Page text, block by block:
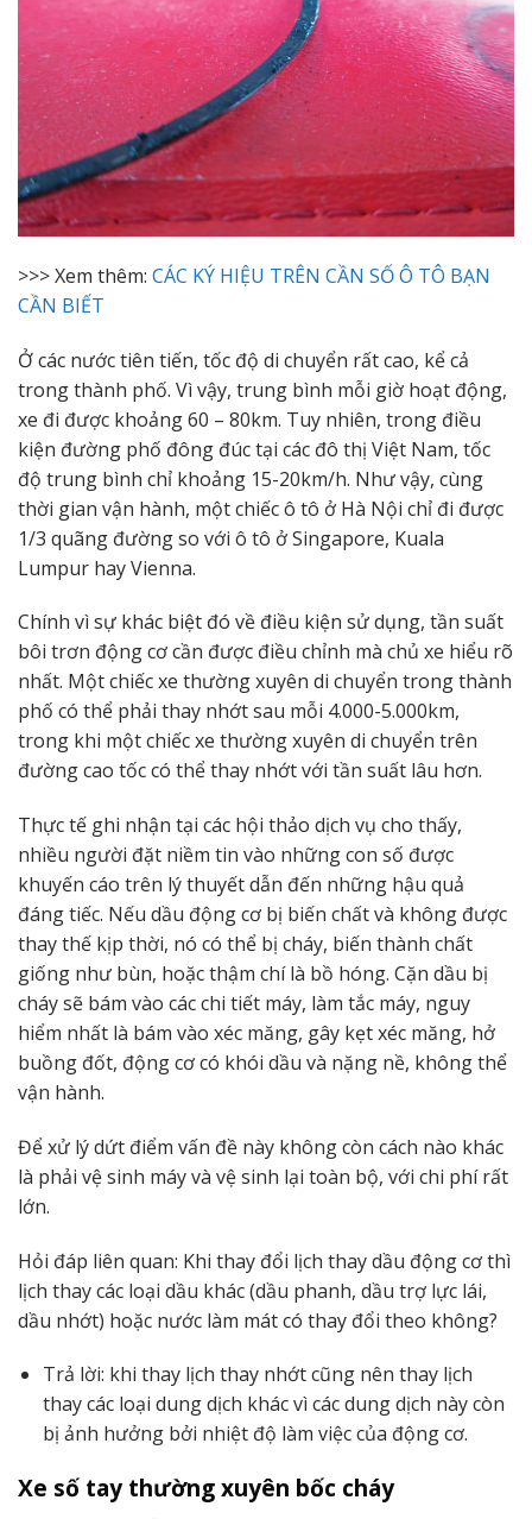
>>> Xem thêm: CÁC KÝ HIỆU TRÊN CẦN SỐ Ô TÔ BẠN
CẦN BIẾT
Ở các nước tiên tiến, tốc độ di chuyển rất cao, kể cả
trong thành phố. Vì vậy, trung bình mỗi giờ hoạt động,
xe đi được khoảng 60 – 80km. Tuy nhiên, trong điều
kiện đường phố đông đúc tại các đô thị Việt Nam, tốc
độ trung bình chỉ khoảng 15-20km/h. Như vậy, cùng
thời gian vận hành, một chiếc ô tô ở Hà Nội chỉ đi được
1/3 quãng đường so với ô tô ở Singapore, Kuala
Lumpur hay Vienna.
Chính vì sự khác biệt đó về điều kiện sử dụng, tần suất
bôi trơn động cơ cần được điều chỉnh mà chủ xe hiểu rõ
nhất. Một chiếc xe thường xuyên di chuyển trong thành
phố có thể phải thay nhớt sau mỗi 4.000-5.000km,
trong khi một chiếc xe thường xuyên di chuyển trên
đường cao tốc có thể thay nhớt với tần suất lâu hơn.
Thực tế ghi nhận tại các hội thảo dịch vụ cho thấy,
nhiều người đặt niềm tin vào những con số được
khuyến cáo trên lý thuyết dẫn đến những hậu quả
đáng tiếc. Nếu dầu động cơ bị biến chất và không được
thay thế kịp thời, nó có thể bị cháy, biến thành chất
giống như bùn, hoặc thậm chí là bồ hóng. Cặn dầu bị
cháy sẽ bám vào các chi tiết máy, làm tắc máy, nguy
hiểm nhất là bám vào xéc măng, gây kẹt xéc măng, hở
buồng đốt, động cơ có khói dầu và nặng nề, không thể
vận hành.
Để xử lý dứt điểm vấn đề này không còn cách nào khác
là phải vệ sinh máy và vệ sinh lại toàn bộ, với chi phí rất
lớn.
Hỏi đáp liên quan: Khi thay đổi lịch thay dầu động cơ thì
lịch thay các loại dầu khác (dầu phanh, dầu trợ lực lái,
dầu nhớt) hoặc nước làm mát có thay đổi theo không?
Trả lời: khi thay lịch thay nhớt cũng nên thay lịch
thay các loại dung dịch khác vì các dung dịch này còn
bị ảnh hưởng bởi nhiệt độ làm việc của động cơ.
Xe số tay thường xuyên bốc cháy